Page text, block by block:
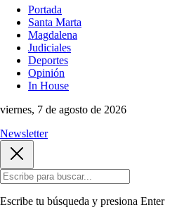
Portada
Santa Marta
Magdalena
Judiciales
Deportes
Opinión
In House
viernes, 7 de agosto de 2026
Newsletter
Escribe tu búsqueda y presiona Enter